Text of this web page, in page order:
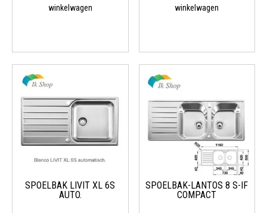
winkelwagen
winkelwagen
SPOELBAK LIVIT XL 6S
AUTO.
SPOELBAK-LANTOS 8 S-IF
COMPACT